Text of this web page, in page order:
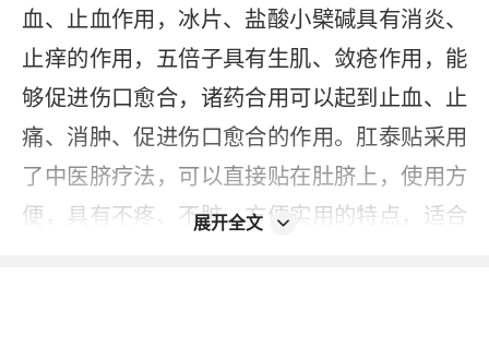
血、止血作用，冰片、盐酸小檗碱具有消炎、
止痒的作用，五倍子具有生肌、敛疮作用，能
够促进伤口愈合，诸药合用可以起到止血、止
痛、消肿、促进伤口愈合的作用。肛泰贴采用
了中医脐疗法，可以直接贴在肚脐上，使用方
便，具有不疼、不脏、方便实用的特点，适合
展开全文